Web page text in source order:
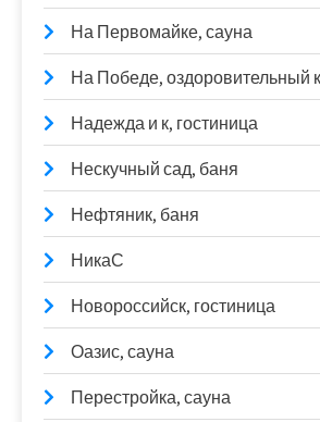
На Первомайке, сауна
На Победе, оздоровительный
Надежда и к, гостиница
Нескучный сад, баня
Нефтяник, баня
НикаС
Новороссийск, гостиница
Оазис, сауна
Перестройка, сауна